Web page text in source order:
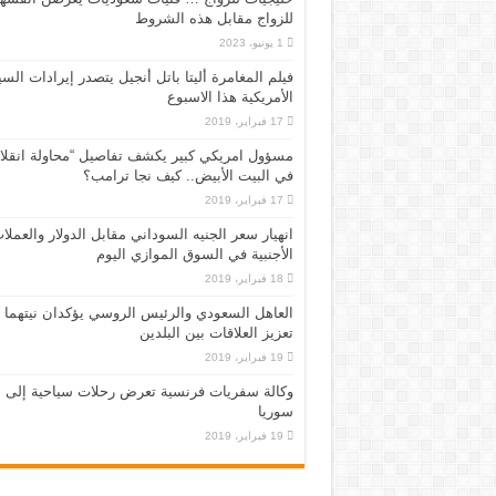
للزواج مقابل هذه الشروط
1 يونيو، 2023
فيلم المغامرة أليتا‭ ‬باتل أنجيل يتصدر إيرادات
الأمريكية هذا الاسبوع
17 فبراير، 2019
مسؤول امريكي كبير يكشف تفاصيل “محاولة
في البيت الأبيض.. كيف نجا ترامب؟
17 فبراير، 2019
انهيار سعر الجنيه السوداني مقابل الدولار
الأجنبية في السوق الموازي اليوم
18 فبراير، 2019
العاهل السعودي والرئيس الروسي يؤكدان نيتهما
تعزيز العلاقات بين البلدين
19 فبراير، 2019
وكالة سفريات فرنسية تعرض رحلات سياحية إلى
سوريا
19 فبراير، 2019